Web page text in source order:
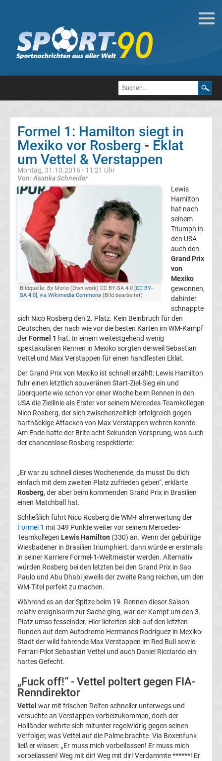
Motorsport
Formel
MotoGP
Formel
Alle
Formel
1
Weltmeister
F1
Ticker
Formel
1
heute
Ergebnisse
Bundesliga
Tabelle
Bundesliga
Ergebnisse
2.
Liga
Ergebnisse
3.
Liga
Ergebnisse
3.
Liga
Formel 1: Hamilton siegt in
Mexiko vor Rosberg - Eklat
um Vettel & Verstappen
Montag, 31.10.2016 - 11:21 Uhr
Von: Asanka Schneider
Bildquelle: By Morio (Own work) CC BY-SA 4.0 [CC BY-
SA 4.0], via Wikimedia Commons (Bild bearbeitet)
Lewis
Hamilton
hat nach
seinem
Triumph in
den USA
auch den
Grand Prix
von
Mexiko
gewonnen,
dahinter
schnappte
sich Nico Rosberg den 2. Platz. Kein Beinbruch für den
Deutschen, der nach wie vor die besten Karten im WM-Kampf
der Formel 1 hat. In einem weitestgehend wenig
spektakulären Rennen in Mexiko sorgten derweil Sebastian
Vettel und Max Verstappen für einen handfesten Eklat.
Der Grand Prix von Mexiko ist schnell erzählt: Lewis Hamilton
fuhr einen letztlich souveränen Start-Ziel-Sieg ein und
überquerte wie schon vor einer Woche beim Rennen in den
USA die Ziellinie als Erster vor seinem Mercedes-Teamkollegen
Nico Rosberg, der sich zwischenzeitlich erfolgreich gegen
hartnäckige Attacken von Max Verstappen wehren konnte.
Am Ende hatte der Brite acht Sekunden Vorsprung, was auch
der chancenlose Rosberg respektierte:
„Er war zu schnell dieses Wochenende, da musst Du dich
einfach mit dem zweiten Platz zufrieden geben“, erklärte
Rosberg, der aber beim kommenden Grand Prix in Brasilien
einen Matchball hat.
Schließlich führt Nico Rosberg die WM-Fahrerwertung der
Formel 1 mit 349 Punkte weiter vor seinem Mercedes-
Teamkollegen Lewis Hamilton (330) an. Wenn der gebürtige
Wiesbadener in Brasilien triumphiert, dann würde er erstmals
in seiner Karriere Formel-1-Weltmeister werden. Alternativ
würden Rosberg bei den letzten bei den Grand Prix in Sao
Paulo und Abu Dhabi jeweils der zweite Rang reichen, um den
WM-Titel perfekt zu machen.
Während es an der Spitze beim 19. Rennen dieser Saison
relativ ereignisarm zur Sache ging, war der Kampf um den 3.
Platz umso fesselnder. Hier lieferten sich auf den letzten
Runden auf dem Autodromo Hermanos Rodriguez in Mexiko-
Stadt der wild fahrende Max Verstappen im Red Bull sowie
Ferrari-Pilot Sebastian Vettel und auch Daniel Ricciardo ein
hartes Gefecht.
„Fuck off!“ - Vettel poltert gegen FIA-
Renndirektor
Vettel war mit frischen Reifen schneller unterwegs und
versuchte an Verstappen vorbeizukommen, doch der
Holländer wehrte sich mitunter regelwidrig gegen seinen
Verfolger, was Vettel auf die Palme brachte. Via Boxenfunk
ließ er wissen: „Er muss mich vorbeilassen! Er muss mich
vorbeilassen! Weg mit dir! Weg mit dir! Verdammte ******! Er